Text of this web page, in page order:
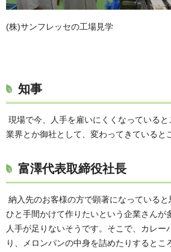
(株)サンフレッセの工場見学
知事
現場で今、人手を雇いにくくなっていると
業界とか御社として、変わってきていると
富澤代表取締役社長
納入先のお客様の方で顕著になっている
ひと手間かけて作りたいという企業さんが
人手が足りないそうです。そこで、カレー
り、メロンパンの中身を詰めたりするとこ